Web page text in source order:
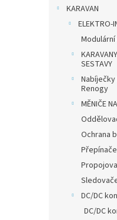
KARAVAN
ELEKTRO-
SESTAVY
Nabíječky
Renogy
MĚNIČE
Ochrana
DC/DC
DC/DC